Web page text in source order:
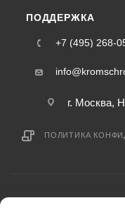
ПОДДЕРЖКА
+7 (495) 268-
г. Москва,
ПОЛИТИКА